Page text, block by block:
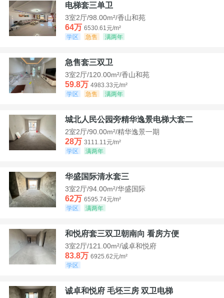
电梯套三单卫
3室2厅/98.00m²/香山和苑
64万 6530.61元/m²
学区
急售 满两年
急售套三双卫
3室2厅/120.00m²/香山和苑
59.8万 4983.33元/m²
学区
急售 满两年
城北人民公园旁精华逸景电梯大套二
2室2厅/90.00m²/精华逸景一期
28万 3111.11元/m²
学区
满两年
华盛国际清水套三
3室2厅/94.00m²/华盛国际
62万 6595.74元/m²
学区
满两年
和悦府套三双卫朝南向 看房方便
3室2厅/121.00m²/诚卓和悦府
83.8万 6925.62元/m²
学区
诚卓和悦府 毛坯三房 双卫电梯